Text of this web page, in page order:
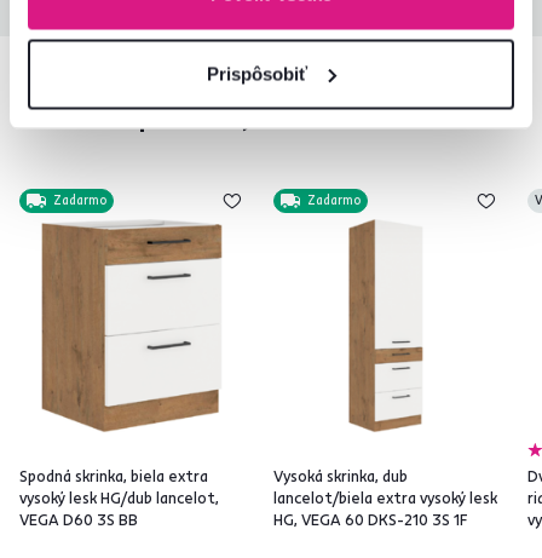
Prispôsobiť
Podobné produkty
Zadarmo
Spodná skrinka, biela extra
vysoký lesk HG/dub lancelot,
VEGA D60 3S BB
Zadarmo
Vysoká skrinka, dub
lancelot/biela extra vysoký lesk
HG, VEGA 60 DKS-210 3S 1F